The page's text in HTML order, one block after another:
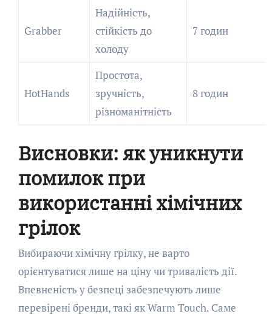
Grabber
Надійність,
стійкість до
холоду
7 годин
HotHands
Простота,
зручність,
різноманітність
8 годин
Висновки: як уникнути
помилок при
використанні хімічних
грілок
Вибираючи хімічну грілку, не варто
орієнтуватися лише на ціну чи тривалість дії.
Впевненість у безпеці забезпечують лише
перевірені бренди, такі як Warm Touch. Саме